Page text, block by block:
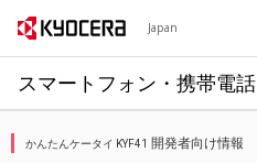
Japan
スマートフォン・携帯電話
かんたんケータイ KYF41 開発者向け情報